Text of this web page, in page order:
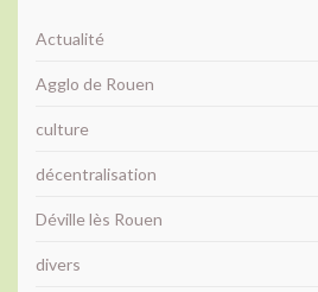
Actualité
Agglo de Rouen
culture
décentralisation
Déville lès Rouen
divers